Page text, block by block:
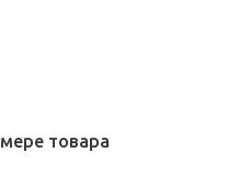
товара